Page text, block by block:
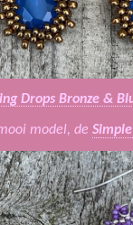
Drops Bronze &
model, de